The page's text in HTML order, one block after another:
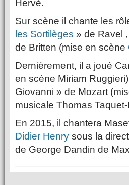
Hervé.
Sur scène il chante les
les Sortilèges » de Ravel
de Britten (mise en scène
Dernièrement, il a joué
en scène Miriam
Giovanni » de Mozart
musicale Thomas
En 2015, il chantera
Didier Henry sous la
de George Dandin de